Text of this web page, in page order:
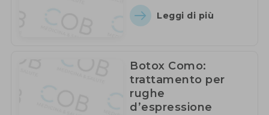
Leggi di più
Botox Como:
trattamento per
rughe
d’espressione